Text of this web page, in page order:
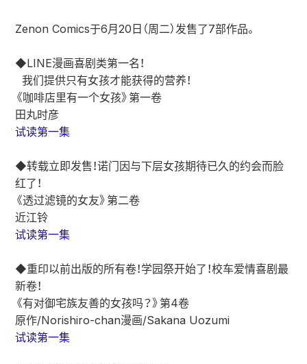
Zenon Comics于6月20日（周二）发售了7部作品。
◆LINE漫画喜剧类第一名！
我们提供只有女孩才能获得的营养！
《咖啡店里有一个女孩》第一卷
田丸时彦
试读第一集
◆转载立即发售！诺门因与下层女孩期待已久的约会而脸
红了！
《透过滤镜的女友》第二卷
近江铃
试读第一集
◆重印以前出版的所有卷！学园祭开始了！校车爱情喜剧最
新卷！
《有对御宅族友善的女孩吗？》第4卷
原作/Norishiro-chan漫画/Sakana Uozumi
试读第一集